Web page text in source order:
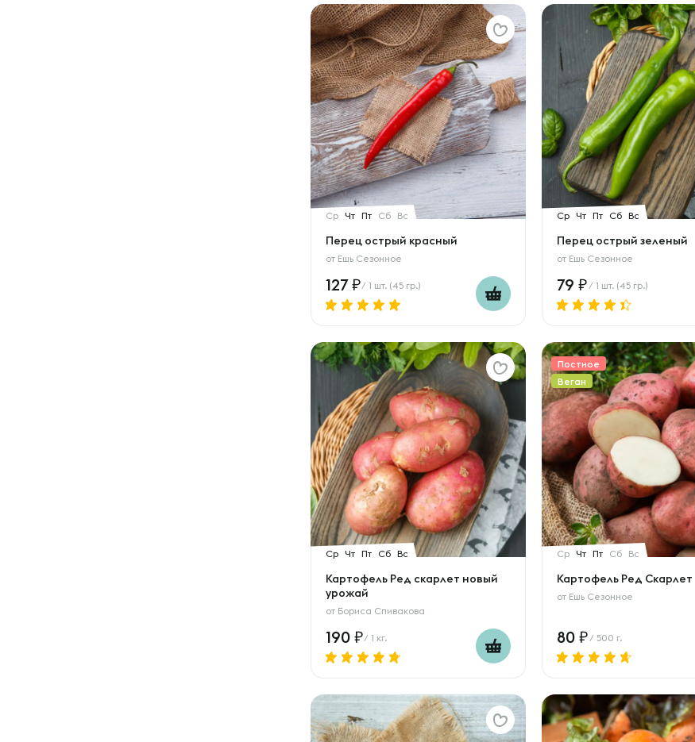
Ср Чт Пт Сб Вс
Перец острый красный
от Ешь Сезонное
127 / 1 шт. (45 гр.)
Ср Чт Пт Сб Вс
Перец острый зеленый
от Ешь Сезонное
79 / 1 шт. (45 гр.)
Ср Чт Пт Сб Вс
Картофель Ред скарлет новый
урожай
от Бориса Спивакова
190 / 1 кг.
Постное
Веган
Ср Чт Пт Сб Вс
Картофель Ред Скарлет
от Ешь Сезонное
80 / 500 г.